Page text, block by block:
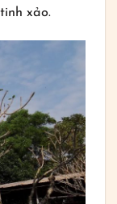
xảo.